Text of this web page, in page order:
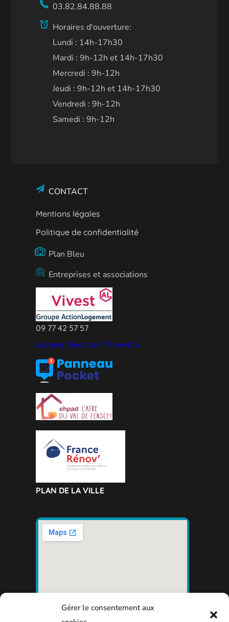
Gérer le consentement aux
03.82.84.88.88
Horaires d'ouverture:
Lundi : 14h-17h30
Mardi : 9h-12h et 14h-17h30
Mercredi : 9h-12h
Jeudi : 9h-12h et 14h-17h30
Vendredi : 9h-12h
Samedi : 9h-12h
CONTACT
Mentions légales
Politique de confidentialité
Plan Bleu
Entreprises et associations
09 77 42 57 57
Agence Vivest de Thionville
PLAN DE LA VILLE